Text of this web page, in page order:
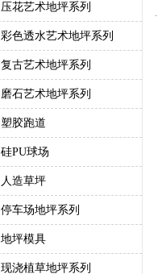
压花艺术地坪系列
彩色透水艺术地坪系列
复古艺术地坪系列
磨石艺术地坪系列
塑胶跑道
硅PU球场
人造草坪
停车场地坪系列
地坪模具
现浇植草地坪系列